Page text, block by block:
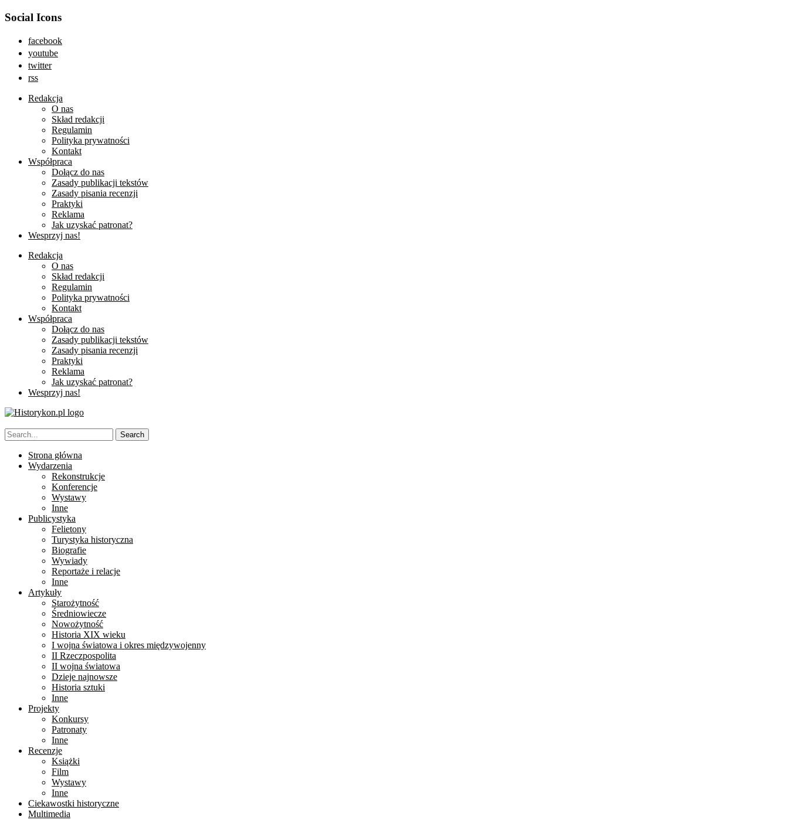
Social Icons
facebook
youtube
twitter
rss
Redakcja
O nas
Skład redakcji
Regulamin
Polityka prywatności
Kontakt
Współpraca
Dołącz do nas
Zasady publikacji tekstów
Zasady pisania recenzji
Praktyki
Reklama
Jak uzyskać patronat?
Wesprzyj nas!
Redakcja
O nas
Skład redakcji
Regulamin
Polityka prywatności
Kontakt
Współpraca
Dołącz do nas
Zasady publikacji tekstów
Zasady pisania recenzji
Praktyki
Reklama
Jak uzyskać patronat?
Wesprzyj nas!
Strona główna
Wydarzenia
Rekonstrukcje
Konferencje
Wystawy
Inne
Publicystyka
Felietony
Turystyka historyczna
Biografie
Wywiady
Reportaże i relacje
Inne
Artykuły
Starożytność
Średniowiecze
Nowożytność
Historia XIX wieku
I wojna światowa i okres międzywojenny
II Rzeczpospolita
II wojna światowa
Dzieje najnowsze
Historia sztuki
Inne
Projekty
Konkursy
Patronaty
Inne
Recenzje
Książki
Film
Wystawy
Inne
Ciekawostki historyczne
Multimedia